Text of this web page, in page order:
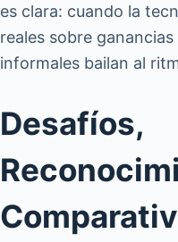
es clara: cuando la
reales sobre
informales bailan al
Desafíos,